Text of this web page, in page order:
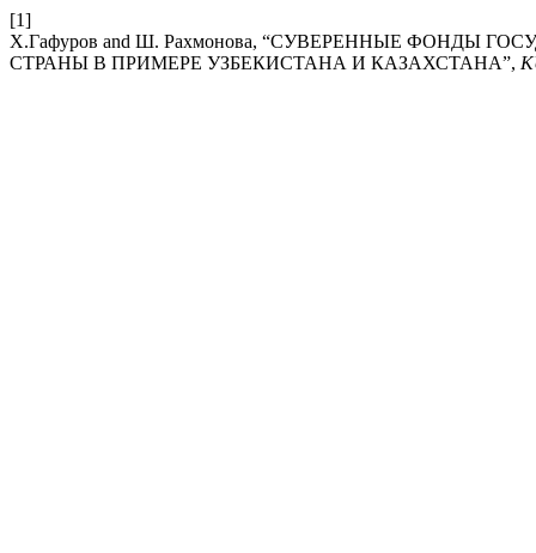
[1]
Х.Гафуров and Ш. Рахмонова, “СУВЕРЕННЫЕ ФОНДЫ
СТРАНЫ В ПРИМЕРЕ УЗБЕКИСТАНА И КАЗАХСТАНА”,